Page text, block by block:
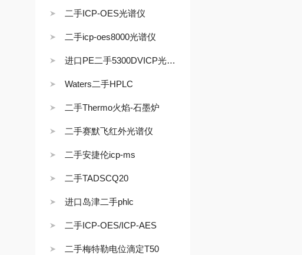
二手ICP-OES光谱仪
二手icp-oes8000光谱仪
进口PE二手5300DVICP光谱仪
Waters二手HPLC
二手Thermo火焰-石墨炉
二手赛默飞红外光谱仪
二手安捷伦icp-ms
二手TADSCQ20
进口岛津二手phlc
二手ICP-OES/ICP-AES
二手梅特勒电位滴定T50